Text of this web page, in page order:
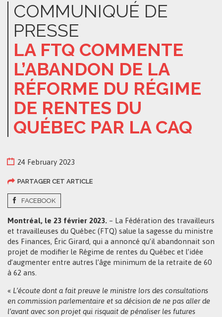
COMMUNIQUÉ DE
PRESSE
LA FTQ COMMENTE
L’ABANDON DE LA
RÉFORME DU RÉGIME
DE RENTES DU
QUÉBEC PAR LA CAQ
24 February 2023
PARTAGER CET ARTICLE
FACEBOOK
Montréal, le 23 février 2023. – La Fédération des travailleurs
et travailleuses du Québec (FTQ) salue la sagesse du ministre
des Finances, Éric Girard, qui a annoncé qu’il abandonnait son
projet de modifier le Régime de rentes du Québec et l’idée
d’augmenter entre autres l’âge minimum de la retraite de 60
à 62 ans.
« L’écoute dont a fait preuve le ministre lors des consultations
en commission parlementaire et sa décision de ne pas aller de
l’avant avec son projet qui risquait de pénaliser les futures